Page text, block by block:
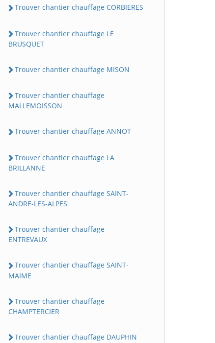
Trouver chantier chauffage CORBIERES
Trouver chantier chauffage LE
BRUSQUET
Trouver chantier chauffage MISON
Trouver chantier chauffage
MALLEMOISSON
Trouver chantier chauffage ANNOT
Trouver chantier chauffage LA
BRILLANNE
Trouver chantier chauffage SAINT-
ANDRE-LES-ALPES
Trouver chantier chauffage
ENTREVAUX
Trouver chantier chauffage SAINT-
MAIME
Trouver chantier chauffage
CHAMPTERCIER
Trouver chantier chauffage DAUPHIN